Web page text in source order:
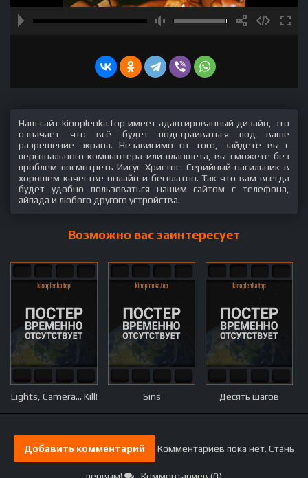
Наш сайт kinoplenka.top имеет адаптированный дизайн, это
означает что всё будет подстраиваться под ваше
разрешение экрана. Независимо от того, зайдете вы с
персонального компьютера или планшета, вы сможете без
проблем посмотреть Иисус Христос: Серийный насильник в
хорошем качестве онлайн и бесплатно. Так что вам всегда
будет удобно пользоваться нашим сайтом с телефона,
айпада и любого другого устройства.
Возможно вас заинтересует
Lights, Camera... Kill! Sins Десять шагов
Добавить комментарий Комментариев пока нет. Стань